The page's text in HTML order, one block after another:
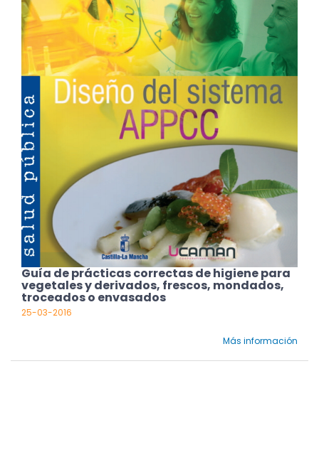
Guía de prácticas correctas de higiene para
vegetales y derivados, frescos, mondados,
troceados o envasados
25-03-2016
Más información